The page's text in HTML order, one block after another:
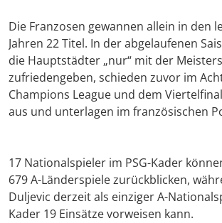
Die Franzosen gewannen allein in den
Jahren 22 Titel. In der abgelaufenen
die Hauptstädter „nur“ mit der
zufriedengeben, schieden zuvor im
Champions League und dem
aus und unterlagen im französischen
17 Nationalspieler im PSG-Kader
679 A-Länderspiele zurückblicken,
Duljevic derzeit als einziger A-
Kader 19 Einsätze vorweisen kann.